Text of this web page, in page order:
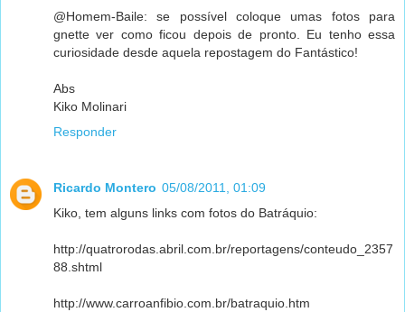
@Homem-Baile: se possível coloque umas fotos para
gnette ver como ficou depois de pronto. Eu tenho essa
curiosidade desde aquela repostagem do Fantástico!
Abs
Kiko Molinari
Responder
Ricardo Montero 05/08/2011, 01:09
Kiko, tem alguns links com fotos do Batráquio:
http://quatrorodas.abril.com.br/reportagens/conteudo_2357
88.shtml
http://www.carroanfibio.com.br/batraquio.htm